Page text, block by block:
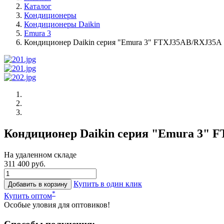
Каталог
Кондиционеры
Кондиционеры Daikin
Emura 3
Кондиционер Daikin серия "Emura 3" FTXJ35AB/RXJ35A
Кондиционер Daikin серия "Emura 3"
На удаленном складе
311 400 руб.
Добавить в корзину
Купить в один клик
Купить оптом*
Особые уловия для оптовиков!